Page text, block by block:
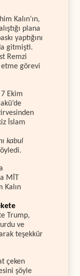
Kalın’ın,
plana
yaptığını
gitmişti.
Remzi
etme görevi
Ekim
İslam
kabul
MİT
Kalın
Trump,
ve
teşekkür
çeken
şöyle